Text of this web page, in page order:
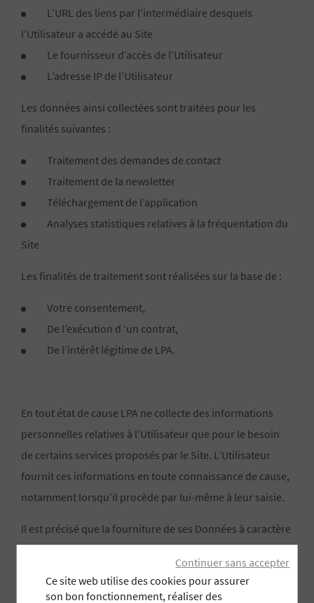
L’URL des liens par l’intermédiaire desquels
l’Utilisateur a accédé au Site
Le fournisseur d’accès de l’Utilisateur
L’adresse IP de l’Utilisateur
Les données ainsi collectées sont traitées pour les
finalités suivantes :
Traitement des demandes de contact
Traitement de la newsletter
Téléchargement de l’application
Analyses statistiques relatives à la fréquentation du
Site
Les finalités de traitement sont réalisées sur la base de :
Votre consentement,
De l’exécution d ‘un contrat,
De l’intérêt légitime de LPA.
En tout état de cause LPA ne collecte des informations
personnelles relatives à l’Utilisateur que pour le besoin
de certains services proposés par le Site. L’Utilisateur
fournit ces informations en toute connaissance de cause,
notamment lorsqu’il procède par lui-même à leur saisie.
Il est précisé que la fourniture de ses Données à caractère
Ce site web utilise des cookies pour assurer
son bon fonctionnement, réaliser des
Continuer sans accepter